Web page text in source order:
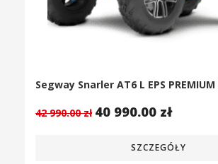
Segway Snarler AT6 L EPS PREMIUM
42 990.00zł 40 990.00 zł
SZCZEGÓŁY